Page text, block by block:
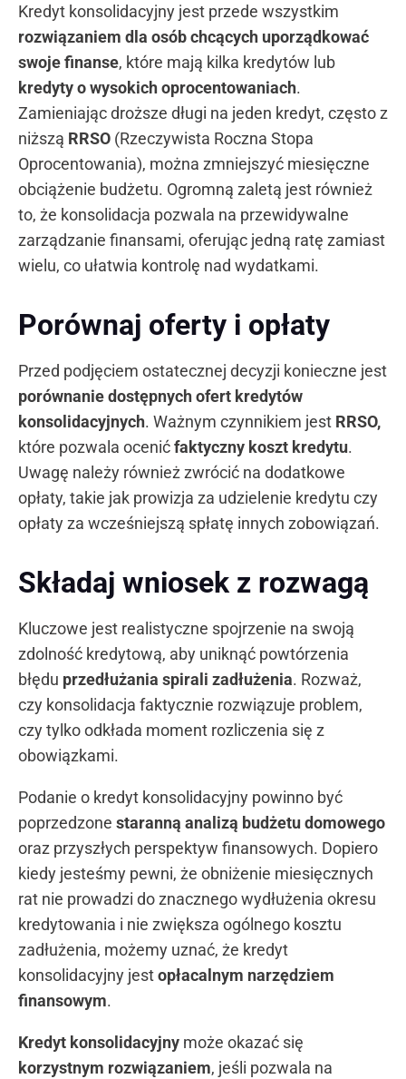
Kredyt konsolidacyjny jest przede wszystkim
rozwiązaniem dla osób chcących uporządkować
swoje finanse, które mają kilka kredytów lub
kredyty o wysokich oprocentowaniach.
Zamieniając droższe długi na jeden kredyt, często z
niższą RRSO (Rzeczywista Roczna Stopa
Oprocentowania), można zmniejszyć miesięczne
obciążenie budżetu. Ogromną zaletą jest również
to, że konsolidacja pozwala na przewidywalne
zarządzanie finansami, oferując jedną ratę zamiast
wielu, co ułatwia kontrolę nad wydatkami.
Porównaj oferty i opłaty
Przed podjęciem ostatecznej decyzji konieczne jest
porównanie dostępnych ofert kredytów
konsolidacyjnych. Ważnym czynnikiem jest RRSO,
które pozwala ocenićfaktyczny koszt kredytu.
Uwagę należy również zwrócić na dodatkowe
opłaty, takie jak prowizja za udzielenie kredytu czy
opłaty za wcześniejszą spłatę innych zobowiązań.
Składaj wniosek z rozwagą
Kluczowe jest realistyczne spojrzenie na swoją
zdolność kredytową, aby uniknąć powtórzenia
błędu przedłużania spirali zadłużenia. Rozważ,
czy konsolidacja faktycznie rozwiązuje problem,
czy tylko odkłada moment rozliczenia się z
obowiązkami.
Podanie o kredyt konsolidacyjny powinno być
poprzedzone staranną analizą budżetu domowego
oraz przyszłych perspektyw finansowych. Dopiero
kiedy jesteśmy pewni, że obniżenie miesięcznych
rat nie prowadzi do znacznego wydłużenia okresu
kredytowania i nie zwiększa ogólnego kosztu
zadłużenia, możemy uznać, że kredyt
konsolidacyjny jestopłacalnym narzędziem
finansowym.
Kredyt konsolidacyjny może okazać się
korzystnym rozwiązaniem, jeśli pozwala na